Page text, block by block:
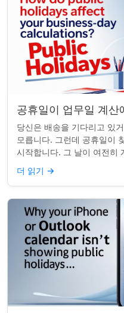
공휴일이 업무일 계산
당신은 배송을 기다리고 있
모릅니다. 그런데 공휴일이
시작합니다. 그 날이 여전히
할 때 공휴일은 생각보다 더
더 읽기 →